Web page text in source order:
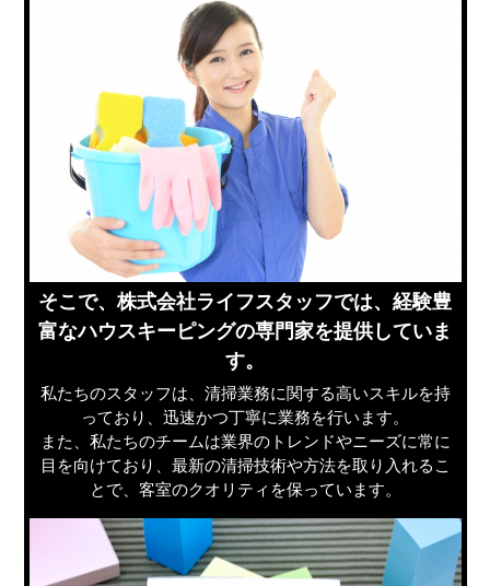
そこで、株式会社ライフスタッフでは、経験豊
富なハウスキーピングの専門家を提供していま
す。
私たちのスタッフは、清掃業務に関する高いスキルを持
っており、迅速かつ丁寧に業務を行います。
また、私たちのチームは業界のトレンドやニーズに常に
目を向けており、最新の清掃技術や方法を取り入れるこ
とで、客室のクオリティを保っています。